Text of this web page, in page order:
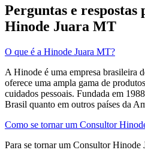
Perguntas e
Hinode Juara MT
O que é a Hinode Juara MT?
A Hinode é uma empresa brasileira
oferece uma ampla gama de
cuidados pessoais. Fundada em
Brasil quanto em outros países da
Como se tornar um Consultor
Para se tornar um Consultor Hinode